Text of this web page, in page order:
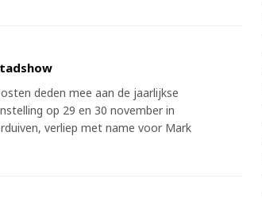
deden mee aan de jaarlijkse
op 29 en 30 november in
verliep met name voor Mark